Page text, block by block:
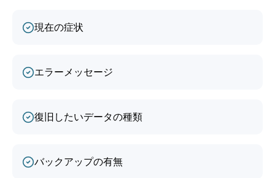
現在の症状
エラーメッセージ
復旧したいデータの種類
バックアップの有無